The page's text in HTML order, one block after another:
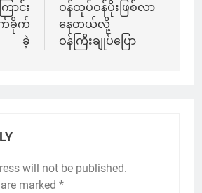
ာင်း
က်ခိုက်
ခဲ့
ဝန်ထုပ်ဝန်ပိုးဖြစ်လာ
နေတယ်လို့
ဝန်ကြီးချုပ်ပြော
will not be published.
marked *